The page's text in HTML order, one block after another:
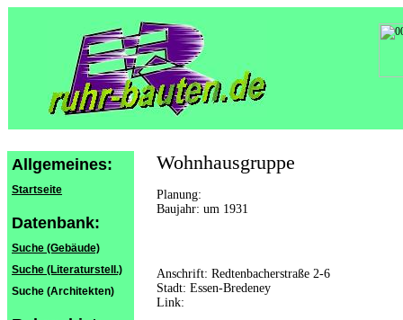
Allgemeines:
Startseite
Datenbank:
Suche (Gebäude)
Suche (Literaturstell.)
Suche (Architekten)
Wohnhausgruppe
Planung:
Baujahr: um 1931
Anschrift: Redtenbacherstraße 2-6
Stadt: Essen-Bredeney
Link: